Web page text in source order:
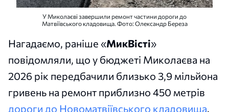
У Миколаєві завершили ремонт частини дороги до
Матвіївського кладовища. Фото: Олександр Береза
Нагадаємо, раніше «МикВісті»
повідомляли, що у бюджеті Миколаєва на
2026 рік передбачили близько 3,9 мільйона
гривень на ремонт приблизно 450 метрів
дороги до Новоматвіївського кладовища.